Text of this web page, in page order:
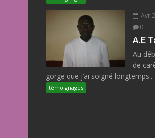
Avr
0
A.E
Au
de
gorge que j’ai soigné longtemps...
témoignages